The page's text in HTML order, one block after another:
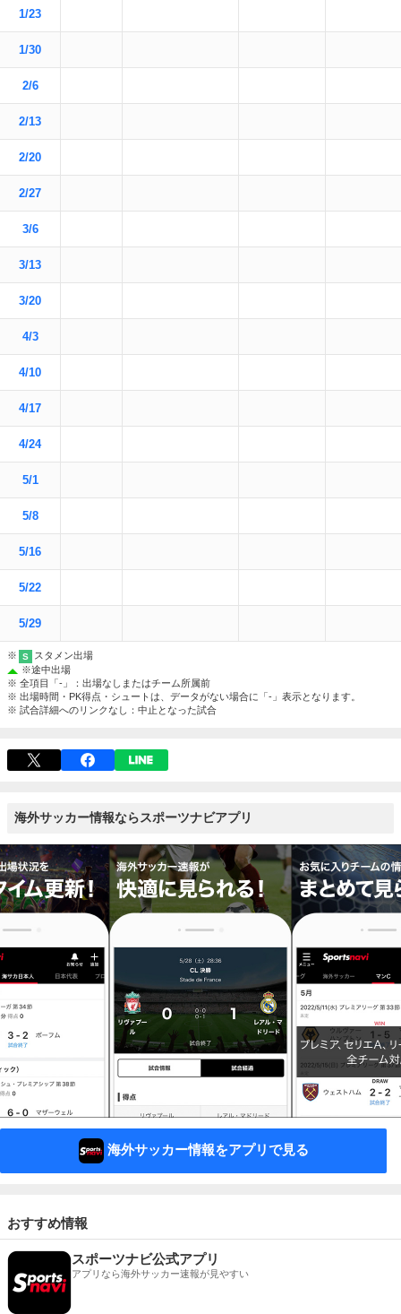
1/23
1/30
2/6
2/13
2/20
2/27
3/6
3/13
3/20
4/3
4/10
4/17
4/24
5/1
5/8
5/16
5/22
5/29
※ S
スタメン出場
※途中出場
※ 全項目「-」：出場なしまたはチーム所属前
※ 出場時間・PK得点・シュートは、データがない場合に「-」表示となります。
※ 試合詳細へのリンクなし：中止となった試合
海外サッカー情報ならスポーツナビアプリ
海外サッカー情報をアプリで見る
おすすめ情報
スポーツナビ公式アプリ
アプリなら海外サッカー速報が見やすい